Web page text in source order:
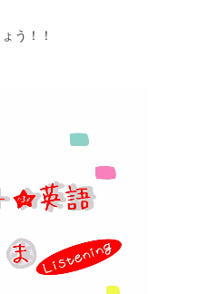
う！！